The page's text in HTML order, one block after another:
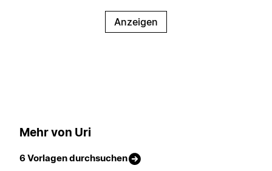
Anzeigen
Mehr von Uri
6 Vorlagen durchsuchen